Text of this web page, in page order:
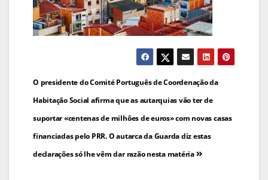
Navegação
de
artigos
O presidente do Comité Português de Coordenação da
Habitação Social afirma que as autarquias vão ter de
suportar «centenas de milhões de euros» com novas casas
financiadas pelo PRR. O autarca da Guarda diz estas
declarações só lhe vêm dar razão nesta matéria